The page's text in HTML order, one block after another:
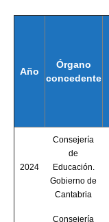
Año
Órgano
concedente
2024
Consejería
de
Educación.
Gobierno de
Cantabria
Consejería